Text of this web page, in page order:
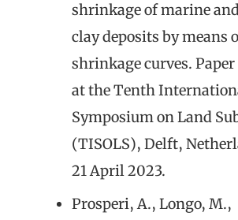
shrinkage of marine
clay deposits by means
shrinkage curves.
at the Tenth
Symposium on Land
(TISOLS), Delft,
21 April 2023.
Prosperi, A., Longo, M.,